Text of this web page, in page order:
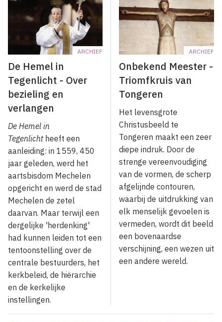
ARCHIEF
De Hemel in
Tegenlicht - Over
bezieling en
verlangen
De Hemel in
Tegenlichtheeft een
aanleiding: in 1559, 450
jaar geleden, werd het
aartsbisdom Mechelen
opgericht en werd de stad
Mechelen de zetel
daarvan. Maar terwijl een
dergelijke 'herdenking'
had kunnen leiden tot een
tentoonstelling over de
centrale bestuurders, het
kerkbeleid, de hiërarchie
en de kerkelijke
instellingen.
ARCHIEF
Onbekend Meester -
Triomfkruis van
Tongeren
Het levensgrote
Christusbeeld te
Tongeren maakt een zeer
diepe indruk. Door de
strenge vereenvoudiging
van de vormen, de scherp
afgelijnde contouren,
waarbij de uitdrukking van
elk menselijk gevoelen is
vermeden, wordt dit beeld
een bovenaardse
verschijning, een wezen uit
een andere wereld.